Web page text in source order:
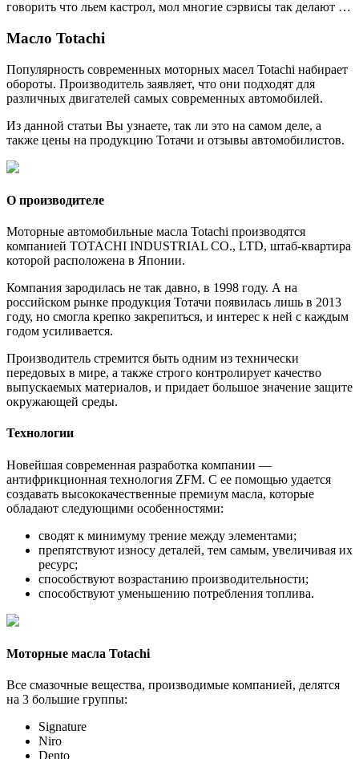
говорить что льем кастрол, мол многие сэрвисы так делают …
Масло Totachi
Популярность современных моторных масел Totachi набирает
обороты. Производитель заявляет, что они подходят для
различных двигателей самых современных автомобилей.
Из данной статьи Вы узнаете, так ли это на самом деле, а
также цены на продукцию Тотачи и отзывы автомобилистов.
О производителе
Моторные автомобильные масла Totachi производятся
компанией TOTACHI INDUSTRIAL CO., LTD, штаб-квартира
которой расположена в Японии.
Компания зародилась не так давно, в 1998 году. А на
российском рынке продукция Тотачи появилась лишь в 2013
году, но смогла крепко закрепиться, и интерес к ней с каждым
годом усиливается.
Производитель стремится быть одним из технически
передовых в мире, а также строго контролирует качество
выпускаемых материалов, и придает большое значение защите
окружающей среды.
Технологии
Новейшая современная разработка компании —
антифрикционная технология ZFM. С ее помощью удается
создавать высококачественные премиум масла, которые
обладают следующими особенностями:
сводят к минимуму трение между элементами;
препятствуют износу деталей, тем самым, увеличивая их
ресурс;
способствуют возрастанию производительности;
способствуют уменьшению потребления топлива.
Моторные масла Totachi
Все смазочные вещества, производимые компанией, делятся
на 3 большие группы:
Signature
Niro
Dento